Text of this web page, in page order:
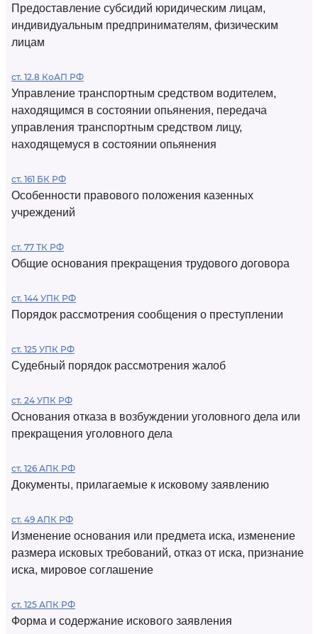
Предоставление субсидий юридическим лицам,
индивидуальным предпринимателям, физическим
лицам
ст. 12.8 КоАП РФ
Управление транспортным средством водителем,
находящимся в состоянии опьянения, передача
управления транспортным средством лицу,
находящемуся в состоянии опьянения
ст. 161 БК РФ
Особенности правового положения казенных
учреждений
ст. 77 ТК РФ
Общие основания прекращения трудового договора
ст. 144 УПК РФ
Порядок рассмотрения сообщения о преступлении
ст. 125 УПК РФ
Судебный порядок рассмотрения жалоб
ст. 24 УПК РФ
Основания отказа в возбуждении уголовного дела или
прекращения уголовного дела
ст. 126 АПК РФ
Документы, прилагаемые к исковому заявлению
ст. 49 АПК РФ
Изменение основания или предмета иска, изменение
размера исковых требований, отказ от иска, признание
иска, мировое соглашение
ст. 125 АПК РФ
Форма и содержание искового заявления